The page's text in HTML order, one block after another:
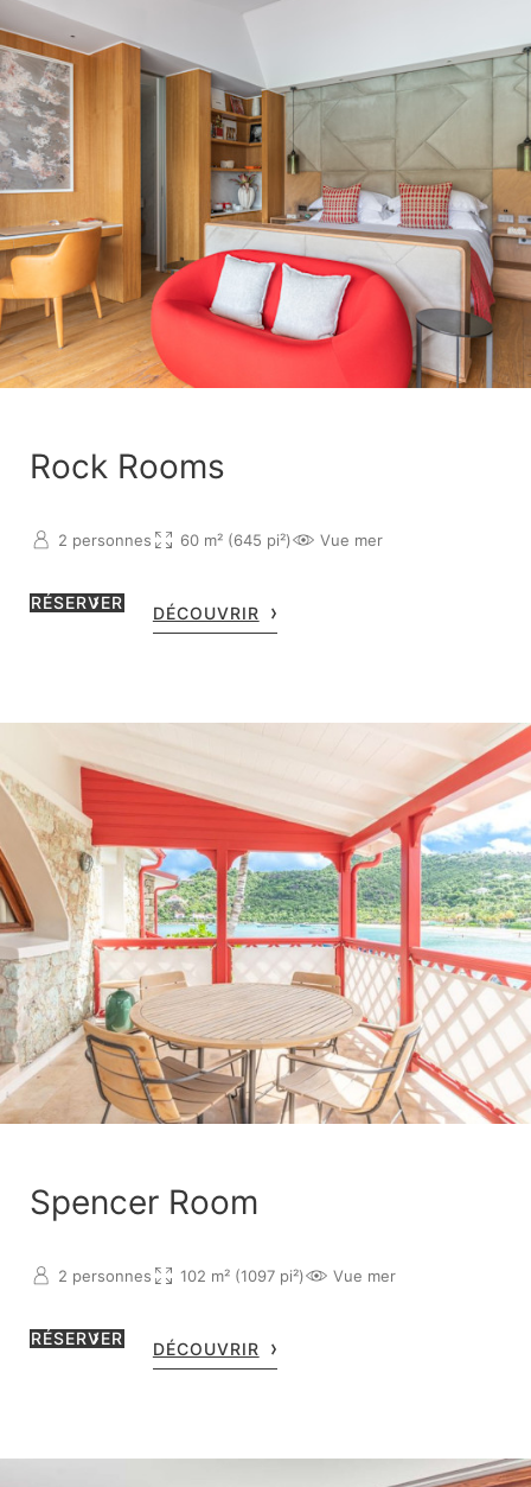
Rock Rooms
2 personnes 60 m² (645 pi²) Vue mer
RÉSERVER
DÉCOUVRIR
Spencer Room
2 personnes 102 m² (1097 pi²) Vue mer
RÉSERVER
DÉCOUVRIR